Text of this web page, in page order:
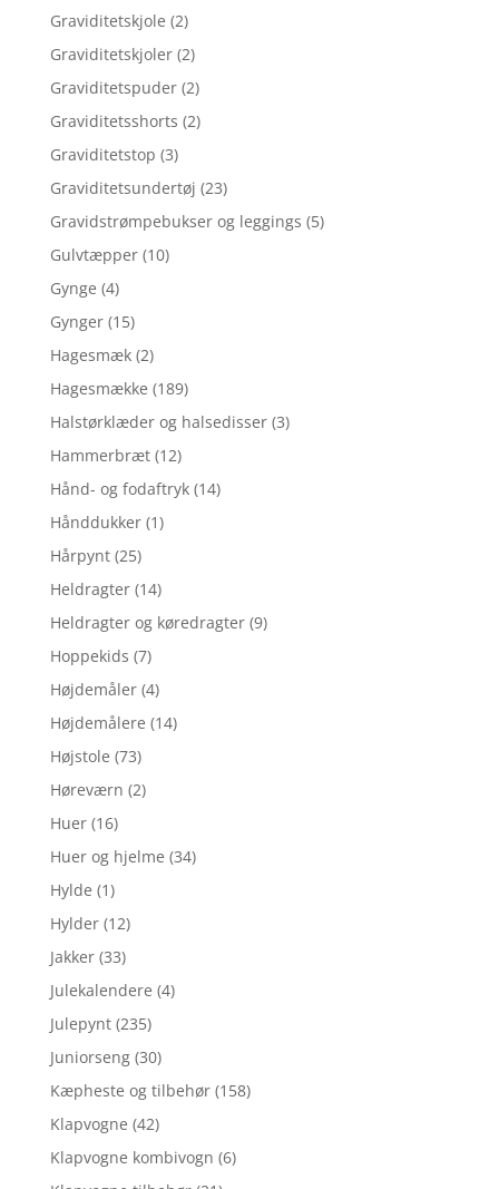
Graviditetskjole (2)
Graviditetskjoler (2)
Graviditetspuder (2)
Graviditetsshorts (2)
Graviditetstop (3)
Graviditetsundertøj (23)
Gravidstrømpebukser og leggings (5)
Gulvtæpper (10)
Gynge (4)
Gynger (15)
Hagesmæk (2)
Hagesmække (189)
Halstørklæder og halsedisser (3)
Hammerbræt (12)
Hånd- og fodaftryk (14)
Hånddukker (1)
Hårpynt (25)
Heldragter (14)
Heldragter og køredragter (9)
Hoppekids (7)
Højdemåler (4)
Højdemålere (14)
Højstole (73)
Høreværn (2)
Huer (16)
Huer og hjelme (34)
Hylde (1)
Hylder (12)
Jakker (33)
Julekalendere (4)
Julepynt (235)
Juniorseng (30)
Kæpheste og tilbehør (158)
Klapvogne (42)
Klapvogne kombivogn (6)